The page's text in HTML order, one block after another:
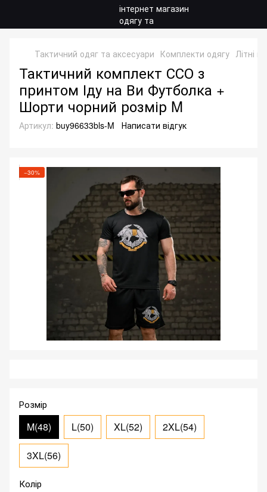
Тактичний одяг та аксесуари Комплекти одягу Літні
Тактичний комплект ССО з
принтом Іду на Ви Футболка +
Шорти чорний розмір M
Артикул: buy96633bls-M Написати відгук
−30%
Розмір
M(48) L(50) XL(52) 2XL(54)
3XL(56)
Колір